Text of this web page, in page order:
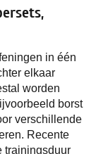
in één
elkaar
worden
borst
verschillende
Recente
trainingsduur